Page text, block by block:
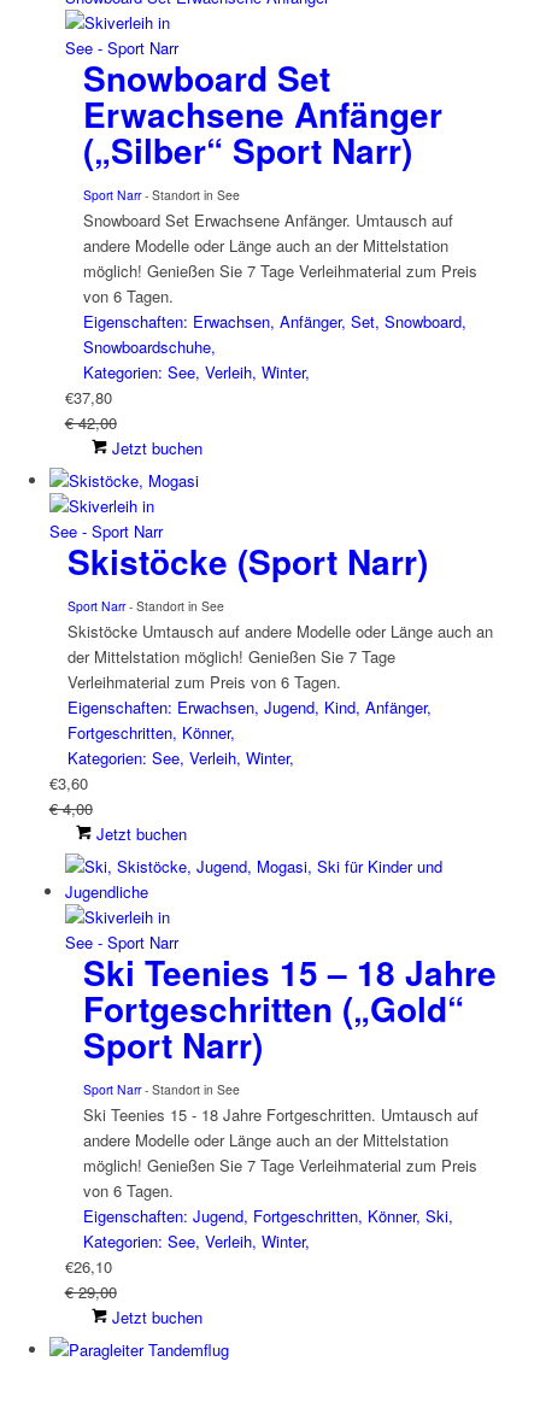
Snowboard Set
Erwachsene Anfänger
(„Silber“ Sport Narr)
Sport Narr- Standort in See
Snowboard Set Erwachsene Anfänger. Umtausch auf
andere Modelle oder Länge auch an der Mittelstation
möglich! Genießen Sie 7 Tage Verleihmaterial zum Preis
von 6 Tagen.
Eigenschaften: Erwachsen, Anfänger, Set, Snowboard,
Snowboardschuhe,
Kategorien: See, Verleih, Winter,
€37,80
€ 42,00
Jetzt buchen
Skistöcke (Sport Narr)
Sport Narr- Standort in See
Skistöcke Umtausch auf andere Modelle oder Länge auch an
der Mittelstation möglich! Genießen Sie 7 Tage
Verleihmaterial zum Preis von 6 Tagen.
Eigenschaften: Erwachsen, Jugend, Kind, Anfänger,
Fortgeschritten, Könner,
Kategorien: See, Verleih, Winter,
€3,60
€ 4,00
Jetzt buchen
Ski Teenies 15 – 18 Jahre
Fortgeschritten („Gold“
Sport Narr)
Sport Narr- Standort in See
Ski Teenies 15 - 18 Jahre Fortgeschritten. Umtausch auf
andere Modelle oder Länge auch an der Mittelstation
möglich! Genießen Sie 7 Tage Verleihmaterial zum Preis
von 6 Tagen.
Eigenschaften: Jugend, Fortgeschritten, Könner, Ski,
Kategorien: See, Verleih, Winter,
€26,10
€ 29,00
Jetzt buchen